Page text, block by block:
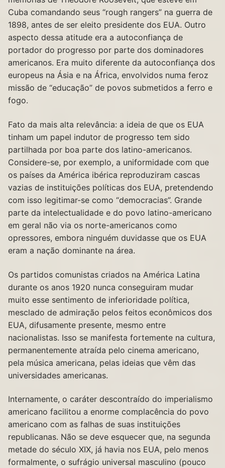
Cuba comandando seus “rough rangers” na guerra de
1898, antes de ser eleito presidente dos EUA. Outro
aspecto dessa atitude era a autoconfiança de
portador do progresso por parte dos dominadores
americanos. Era muito diferente da autoconfiança dos
europeus na Ásia e na África, envolvidos numa feroz
missão de “educação” de povos submetidos a ferro e
fogo.
Fato da mais alta relevância: a ideia de que os EUA
tinham um papel indutor de progresso tem sido
partilhada por boa parte dos latino-americanos.
Considere-se, por exemplo, a uniformidade com que
os países da América ibérica reproduziram cascas
vazias de instituições políticas dos EUA, pretendendo
com isso legitimar-se como “democracias”. Grande
parte da intelectualidade e do povo latino-americano
em geral não via os norte-americanos como
opressores, embora ninguém duvidasse que os EUA
eram a nação dominante na área.
Os partidos comunistas criados na América Latina
durante os anos 1920 nunca conseguiram mudar
muito esse sentimento de inferioridade política,
mesclado de admiração pelos feitos econômicos dos
EUA, difusamente presente, mesmo entre
nacionalistas. Isso se manifesta fortemente na cultura,
permanentemente atraída pelo cinema americano,
pela música americana, pelas ideias que vêm das
universidades americanas.
Internamente, o caráter descontraído do imperialismo
americano facilitou a enorme complacência do povo
americano com as falhas de suas instituições
republicanas. Não se deve esquecer que, na segunda
metade do século XIX, já havia nos EUA, pelo menos
formalmente, o sufrágio universal masculino (pouco